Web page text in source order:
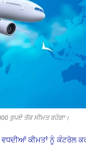
ਰੁਪਏ ਤੱਕ ਸੀਮਤ ਰਹੇਗਾ।
ਕੀਮਤਾਂ ਨੂੰ ਕੰਟਰੋਲ